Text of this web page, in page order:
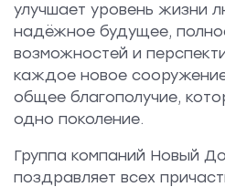
улучшает уровень жизни
надёжное будущее,
возможностей и
каждое новое
общее благополучие,
одно поколение.
Группа компаний Новый
поздравляет всех